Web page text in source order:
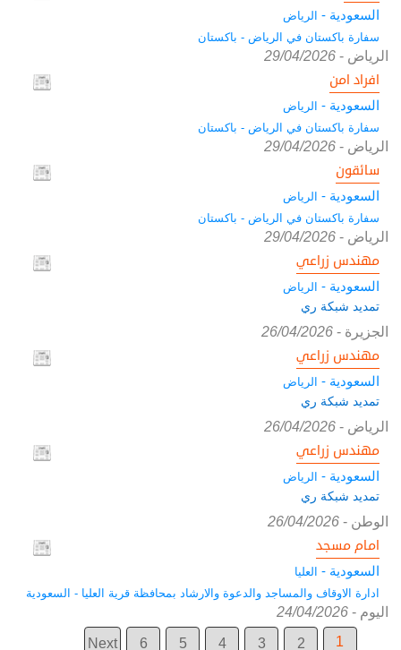
السعودية - الرياض
سفارة باكستان في الرياض - باكستان
الرياض -
29/04/2026
افراد امن
السعودية - الرياض
سفارة باكستان في الرياض - باكستان
الرياض -
29/04/2026
سائقون
السعودية - الرياض
سفارة باكستان في الرياض - باكستان
الرياض -
29/04/2026
مهندس زراعي
السعودية - الرياض
تمديد شبكة ري
الجزيرة -
26/04/2026
مهندس زراعي
السعودية - الرياض
تمديد شبكة ري
الرياض -
26/04/2026
مهندس زراعي
السعودية - الرياض
تمديد شبكة ري
الوطن -
26/04/2026
امام مسجد
السعودية - العليا
ادارة الاوقاف والمساجد والدعوة والارشاد بمحافظة قرية العليا - السعودية
اليوم -
24/04/2026
1
2
3
4
5
6
Next